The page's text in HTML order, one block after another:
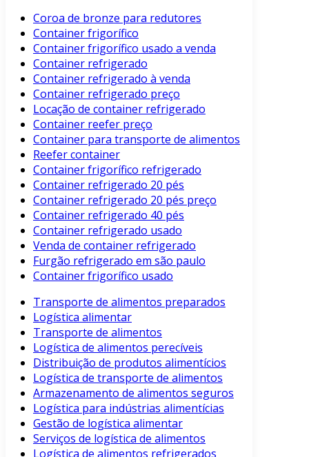
Coroa de bronze para redutores
Container frigorífico
Container frigorífico usado a venda
Container refrigerado
Container refrigerado à venda
Container refrigerado preço
Locação de container refrigerado
Container reefer preço
Container para transporte de alimentos
Reefer container
Container frigorífico refrigerado
Container refrigerado 20 pés
Container refrigerado 20 pés preço
Container refrigerado 40 pés
Container refrigerado usado
Venda de container refrigerado
Furgão refrigerado em são paulo
Container frigorífico usado
Transporte de alimentos preparados
Logística alimentar
Transporte de alimentos
Logística de alimentos perecíveis
Distribuição de produtos alimentícios
Logística de transporte de alimentos
Armazenamento de alimentos seguros
Logística para indústrias alimentícias
Gestão de logística alimentar
Serviços de logística de alimentos
Logística de alimentos refrigerados